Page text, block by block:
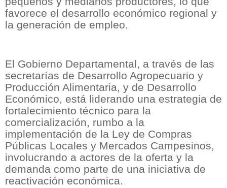
favorece el desarrollo económico regional y
la generación de empleo.
El Gobierno Departamental, a través de las
secretarías de Desarrollo Agropecuario y
Producción Alimentaria, y de Desarrollo
Económico, está liderando una estrategia de
fortalecimiento técnico para la
comercialización, rumbo a la
implementación de la Ley de Compras
Públicas Locales y Mercados Campesinos,
involucrando a actores de la oferta y la
demanda como parte de una iniciativa de
reactivación económica.